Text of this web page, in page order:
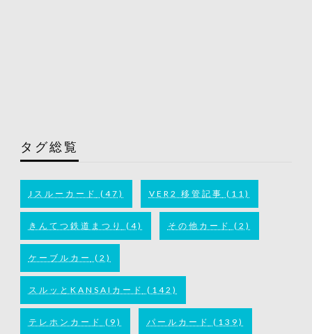
タグ総覧
Jスルーカード (47) VER2 移管記事 (11)
きんてつ鉄道まつり (4) その他カード (2)
ケーブルカー (2)
スルッとKANSAIカード (142)
テレホンカード (9) パールカード (139)